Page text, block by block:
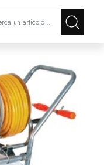
modifica di un filtro